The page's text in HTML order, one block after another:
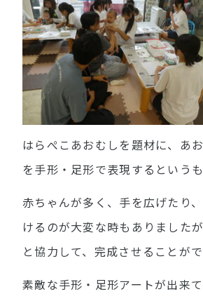
はらぺこあおむしを題材に、あ
を手形・足形で表現するというも
赤ちゃんが多く、手を広げたり
けるのが大変な時もありました
と協力して、完成させることが
素敵な手形・足形アートが出来